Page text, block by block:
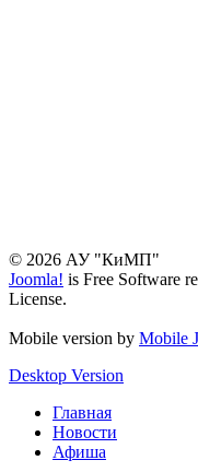
© 2026 АУ "КиМП"
Joomla! is Free Software
License.
Mobile version by Mobile
Desktop Version
Главная
Новости
Афиша